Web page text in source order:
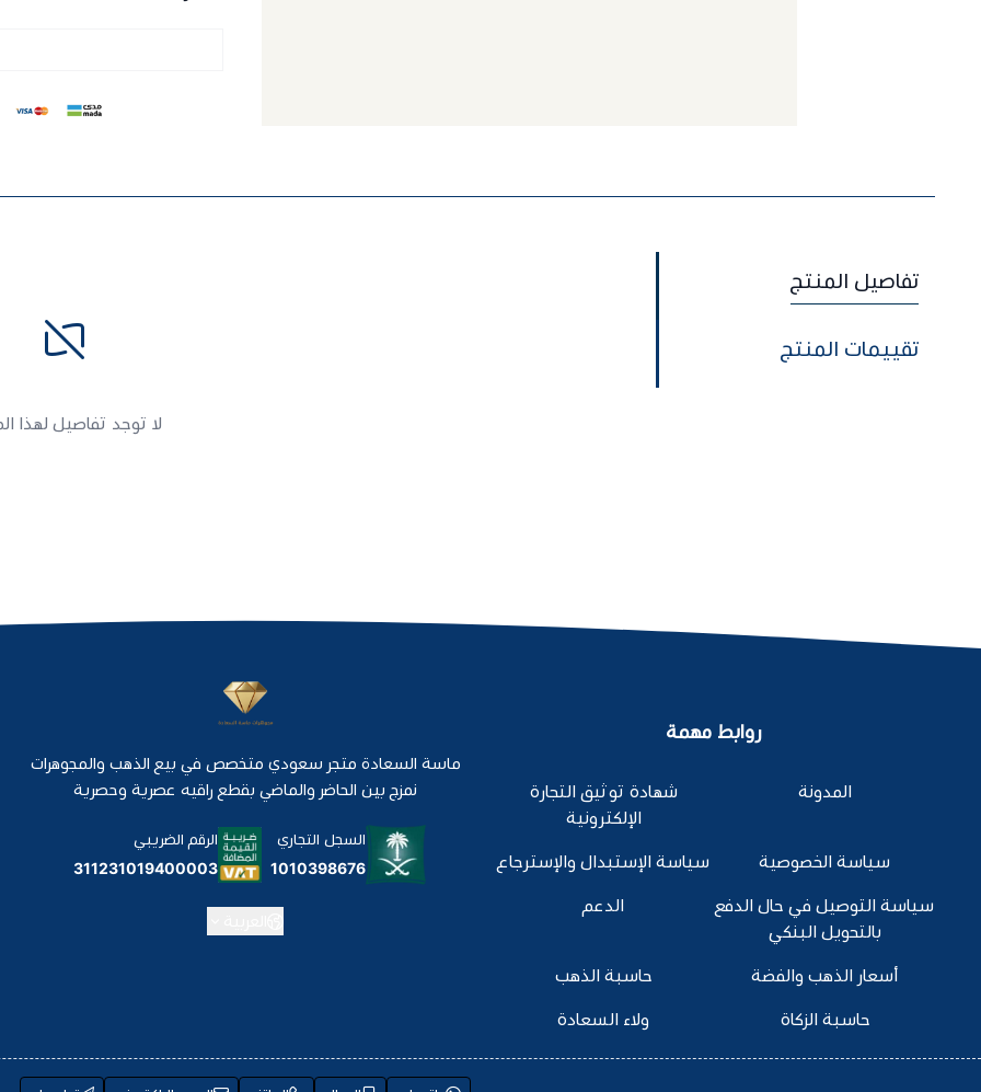
تفاصيل المنتج
تقييمات المنتج
لا توجد تفاصيل لهذا
روابط مهمة
المدونة
شهادة توثيق التجارة
الإلكترونية
سياسة الخصوصية سياسة الإستبدال والإسترجاع
سياسة التوصيل في حال الدفع
بالتحويل البنكي
الدعم
أسعار الذهب والفضة حاسبة الذهب
حاسبة الزكاة ولاء السعادة
ماسة السعادة متجر سعودي متخصص في بيع الذهب والمجوهرات
نمزج بين الحاضر والماضي بقطع راقيه عصرية وحصرية
السجل التجاري
1010398676
الرقم الضريبي
311231019400003